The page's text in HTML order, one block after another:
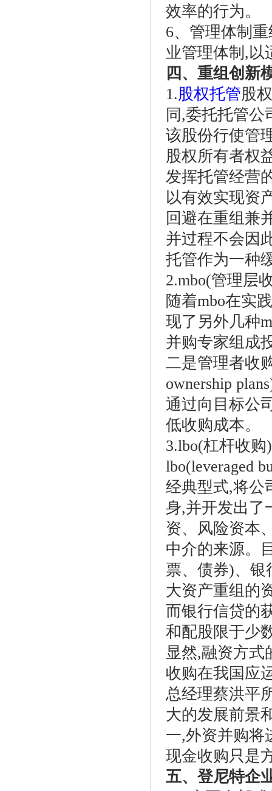
效率的行为。
6、管理体制
业管理体制,以
四、重组创新
1.股权托管股
同,委托托管
该股份行使管
股权所有者权
发挥托管经营
以有效实现资
回避在重组兼
并过程不会因
托管作为一种
2.mbo(管理层
随着mbo在实
现了另外几种
并购专家组成
二是管理者收
ownership
通过向目标公
低收购成本。
3.lbo(杠杆收购)
lbo(leveraged
经典型式,将公
身,并开发出了
资、风险资本
中介的来源。
票、债券)、银
大资产重组的
而银行信贷的
和配股限于少
显然,融资方式
收购在我国应
总经理蔡洪平
大的发展前景
一,外资并购将
现金收购只是
五、登尼特企